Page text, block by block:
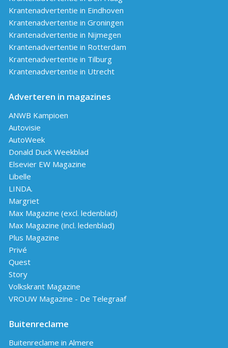
Krantenadvertentie in Eindhoven
Krantenadvertentie in Groningen
Krantenadvertentie in Nijmegen
Krantenadvertentie in Rotterdam
Krantenadvertentie in Tilburg
Krantenadvertentie in Utrecht
Adverteren in magazines
ANWB Kampioen
Autovisie
AutoWeek
Donald Duck Weekblad
Elsevier EW Magazine
Libelle
LINDA.
Margriet
Max Magazine (excl. ledenblad)
Max Magazine (incl. ledenblad)
Plus Magazine
Privé
Quest
Story
Volkskrant Magazine
VROUW Magazine - De Telegraaf
Buitenreclame
Buitenreclame in Almere